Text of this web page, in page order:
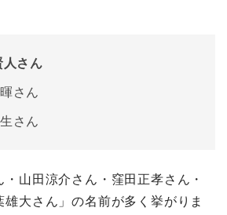
人さん
さん
さん
山田涼介さん・窪田正孝さん・
大さん」の名前が多く挙がりま